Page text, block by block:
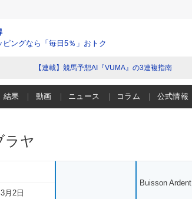
ピングなら「毎日5％」おトク
【連載】競馬予想AI『VUMA』の3連複指南
結果 動画 ニュース コラム 公式情報
ラヤ
月2日
Buisson Ardent